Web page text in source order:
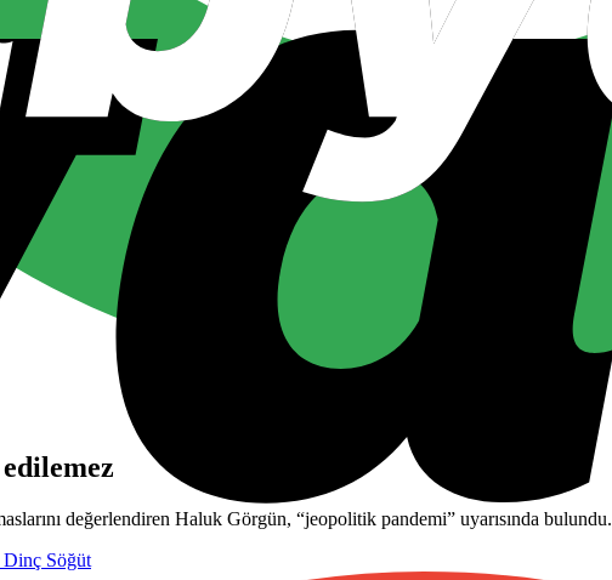
değerlendiren Haluk Görgün, “jeopolitik pandemi” uyarısında bulundu.
Söğüt